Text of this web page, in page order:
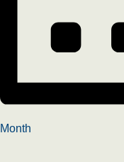
Month